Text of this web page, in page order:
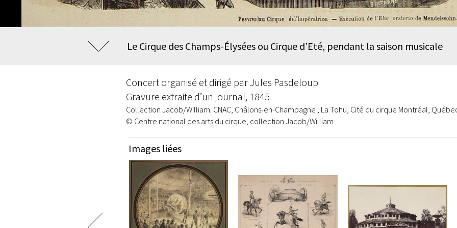
Le Cirque des Champs-Élysées ou Cirque d’Eté, pendant la saison musicale
Concert organisé et dirigé par Jules Pasdeloup
Gravure extraite d’un journal, 1845
Collection Jacob/William. CNAC, Châlons-en-Champagne ; La Tohu, Cité du cirque Montréal,
© Centre national des arts du cirque, collection Jacob/William
Images liées